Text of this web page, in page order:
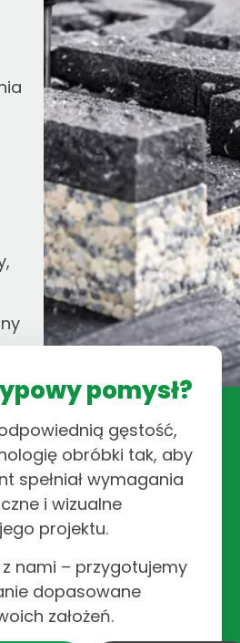
pomysł?
gęstość,
obróbki tak, aby
spełniał wymagania
i wizualne
projektu.
nami – przygotujemy
dopasowane
założeń.